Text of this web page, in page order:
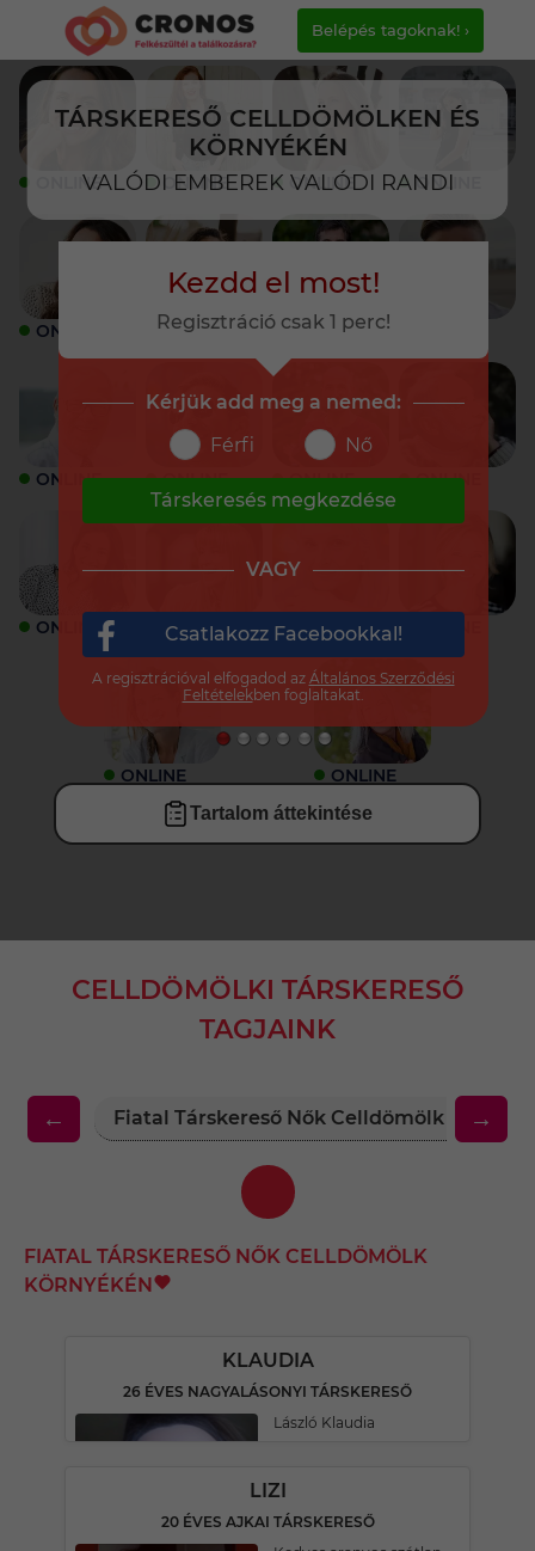
TÁRSKERESŐ CELLDÖMÖLKEN ÉS
KÖRNYÉKÉN
VALÓDI EMBEREK VALÓDI RANDI
Belépés tagoknak! ›
ONLINE ONLINE ONLINE ONLINE
ONLINE ONLINE ONLINE
ONLINE ONLINE ONLINE ONLINE
ONLINE ONLINE ONLINE
ONLINE ONLINE
Tartalom áttekintése
CELLDÖMÖLKI TÁRSKERESŐ
TAGJAINK
← Fiatal Társkereső Nők Celldömölk →
FIATAL TÁRSKERESŐ NŐK CELLDÖMÖLK
KÖRNYÉKÉN
KLAUDIA
26 ÉVES NAGYALÁSONYI TÁRSKERESŐ
László Klaudia
LIZI
20 ÉVES AJKAI TÁRSKERESŐ
Kezdd el most!
Regisztráció csak 1 perc!
Kérjük add meg a nemed:
Férfi
Nő
Társkeresés megkezdése
VAGY
Csatlakozz Facebookkal!
A regisztrációval elfogadod az Általános Szerződési
Feltételekben foglaltakat.